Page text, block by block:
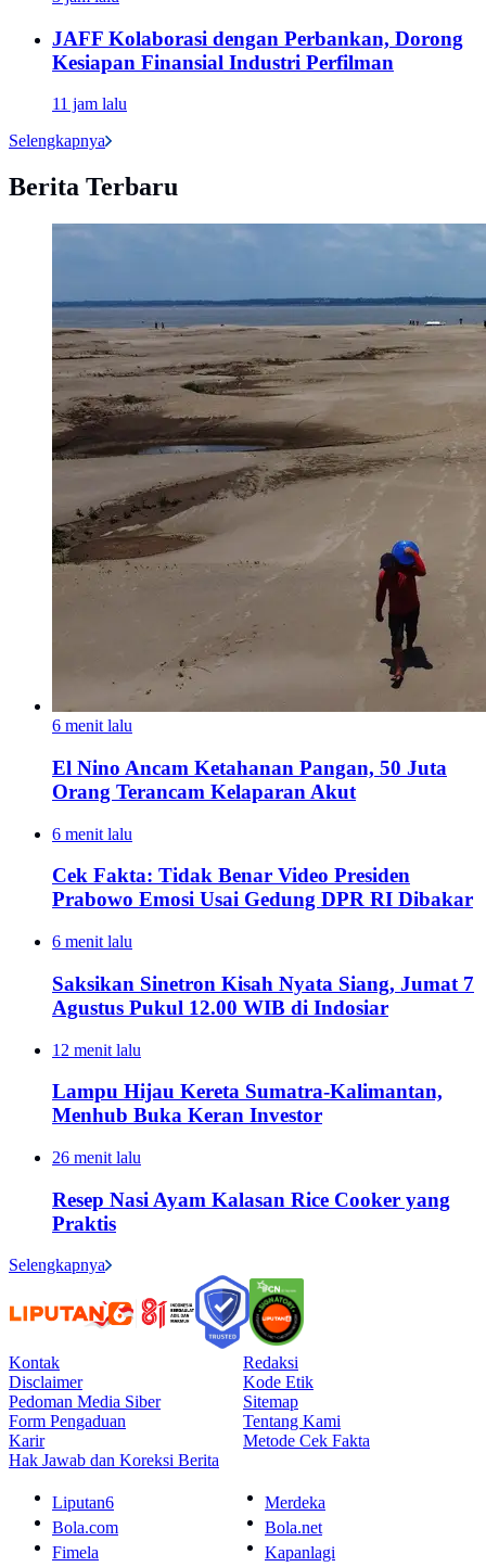
JAFF Kolaborasi dengan Perbankan, Dorong
Kesiapan Finansial Industri Perfilman
11 jam lalu
Selengkapnya
Berita Terbaru
6 menit lalu
El Nino Ancam Ketahanan Pangan, 50 Juta
Orang Terancam Kelaparan Akut
6 menit lalu
Cek Fakta: Tidak Benar Video Presiden
Prabowo Emosi Usai Gedung DPR RI Dibakar
6 menit lalu
Saksikan Sinetron Kisah Nyata Siang, Jumat 7
Agustus Pukul 12.00 WIB di Indosiar
12 menit lalu
Lampu Hijau Kereta Sumatra-Kalimantan,
Menhub Buka Keran Investor
26 menit lalu
Resep Nasi Ayam Kalasan Rice Cooker yang
Praktis
Selengkapnya
Kontak
Redaksi
Disclaimer
Kode Etik
Pedoman Media Siber
Sitemap
Form Pengaduan
Tentang Kami
Karir
Metode Cek Fakta
Hak Jawab dan Koreksi Berita
Liputan6
Merdeka
Bola.com
Bola.net
Fimela
Kapanlagi